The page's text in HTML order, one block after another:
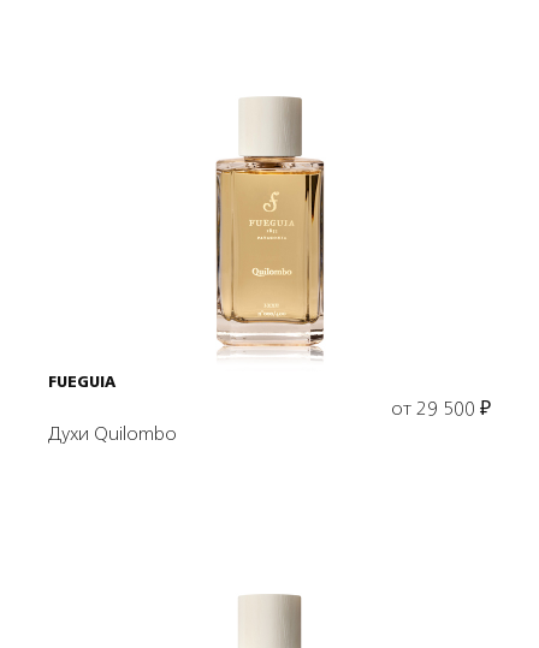
Выбрать объем
FUEGUIA
от 29 500 ₽
Духи Quilombo